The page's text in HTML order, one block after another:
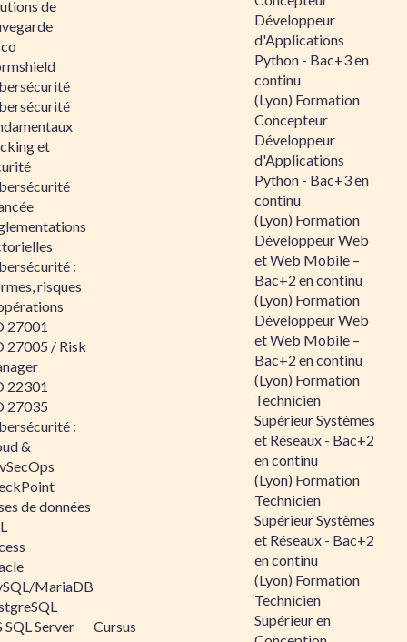
de
et
:
risques
27001
27005 / Risk
22301
27035
:
&
de données
MariaDB
SQL Server
Cursus
Développeur
d'Applications
Python - Bac+3 en
continu
(Lyon) Formation
Concepteur
Développeur
d'Applications
Python - Bac+3 en
continu
(Lyon) Formation
Développeur Web
et Web Mobile –
Bac+2 en continu
(Lyon) Formation
Développeur Web
et Web Mobile –
Bac+2 en continu
(Lyon) Formation
Technicien
Supérieur Systèmes
et Réseaux - Bac+2
en continu
(Lyon) Formation
Technicien
Supérieur Systèmes
et Réseaux - Bac+2
en continu
(Lyon) Formation
Technicien
Supérieur en